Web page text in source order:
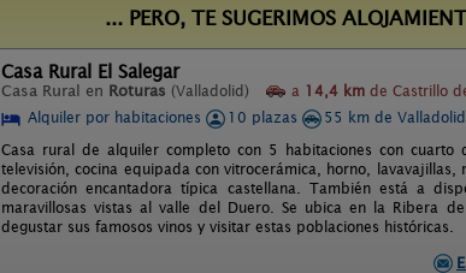
... PERO, TE SUGERIMOS
Casa Rural El Salegar
Casa Rural en Roturas (Valladolid) a 14,4 km de Castrillo
Alquiler por habitaciones
10 plazas
55 km de Valladolid
Casa rural de alquiler completo con 5 habitaciones con
televisión, cocina equipada con vitrocerámica, horno,
decoración encantadora típica castellana. También está a
maravillosas vistas al valle del Duero. Se ubica en la Ribera
degustar sus famosos vinos y visitar estas poblaciones históricas.